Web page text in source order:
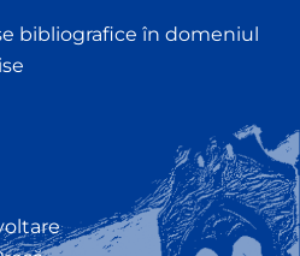
bibliografice în domeniul